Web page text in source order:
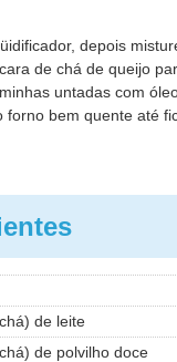
depois
de chá de queijo
untadas com
forno bem quente até
de leite
de polvilho doce